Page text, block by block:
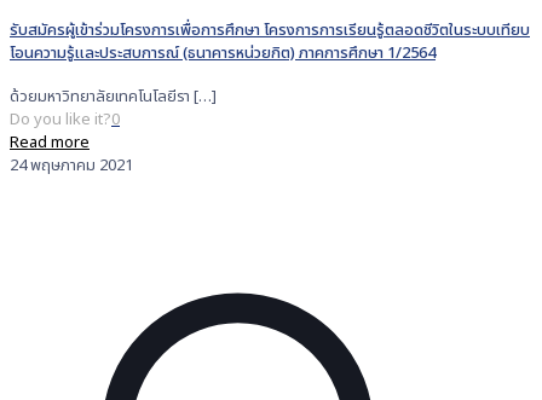
รับสมัครผู้เข้าร่วมโครงการเพื่อการศึกษา โครงการการเรียนรู้ตลอดชีวิตในระบบเทียบ
โอนความรู้และประสบการณ์ (ธนาคารหน่วยกิต) ภาคการศึกษา 1/2564
ด้วยมหาวิทยาลัยเทคโนโลยีรา […]
Do you like it?0
Read more
24 พฤษภาคม 2021